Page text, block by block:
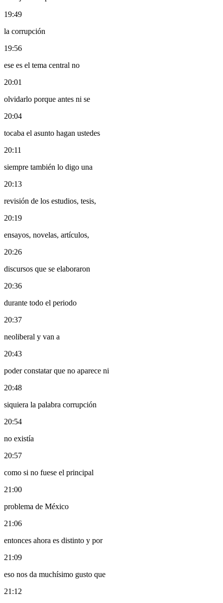
19:49
la corrupción
19:56
ese es el tema central no
20:01
olvidarlo porque antes ni se
20:04
tocaba el asunto hagan ustedes
20:11
siempre también lo digo una
20:13
revisión de los estudios, tesis,
20:19
ensayos, novelas, artículos,
20:26
discursos que se elaboraron
20:36
durante todo el periodo
20:37
neoliberal y van a
20:43
poder constatar que no aparece ni
20:48
siquiera la palabra corrupción
20:54
no existía
20:57
como si no fuese el principal
21:00
problema de México
21:06
entonces ahora es distinto y por
21:09
eso nos da muchísimo gusto que
21:12